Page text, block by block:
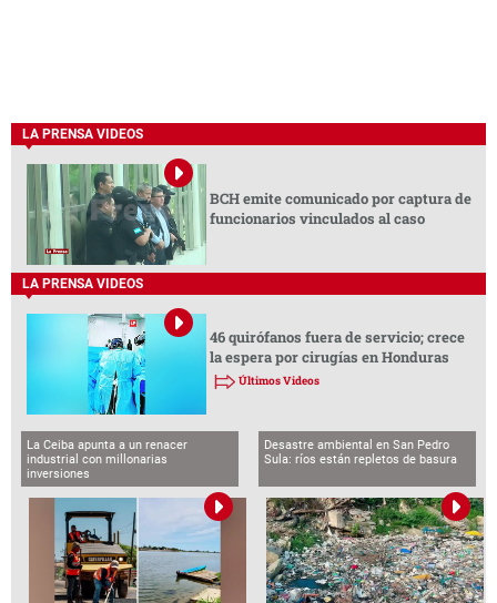
LA PRENSA VIDEOS
BCH emite comunicado por captura de
funcionarios vinculados al caso
LA PRENSA VIDEOS
46 quirófanos fuera de servicio; crece
la espera por cirugías en Honduras
Últimos Videos
La Ceiba apunta a un renacer
industrial con millonarias
inversiones
Desastre ambiental en San Pedro
Sula: ríos están repletos de basura